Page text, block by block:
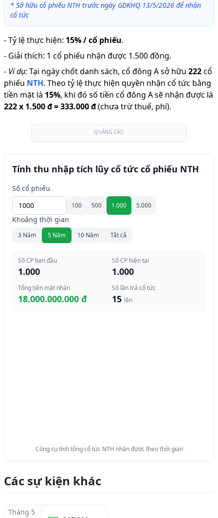
* Sở hữu cổ phiếu NTH trước ngày GDKHQ 13/5/2026 để nhận
cổ tức
-Tỷ lệ thực hiện: 15% / cổ phiếu.
- Giải thích: 1 cổ phiếu nhận được 1.500 đồng.
- Ví dụ:Tại ngày chốt danh sách, cổ đông A sở hữu 222cổ
phiếu NTH. Theo tỷ lệ thực hiện quyền nhận cổ tức bằng
tiền mặt là 15%, khi đó số tiền cổ đông A sẽ nhận được là
222x 1.500 đ=333.000 đ(chưa trừ thuế, phí).
QUẢNG CÁO
Tính thu nhập tích lũy cổ tức cổ phiếu NTH
Số cổ phiếu
100 500 1.000 5.000
Khoảng thời gian
3 Năm 5 Năm 10 Năm Tất cả
Số CP ban đầu
1.000
Số CP hiện tại
1.000
Tổng tiền mặt nhận
18.000.000.000 đ
Số lần trả cổ tức
15 lần
Công cụ tính tổng cổ tức NTH nhận được theo thời gian
Các sự kiện khác
Tháng 5